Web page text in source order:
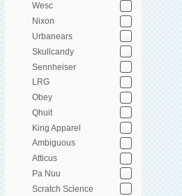
Wesc
Nixon
Urbanears
Skullcandy
Sennheiser
LRG
Obey
Qhuit
King Apparel
Ambiguous
Atticus
Pa Nuu
Scratch Science